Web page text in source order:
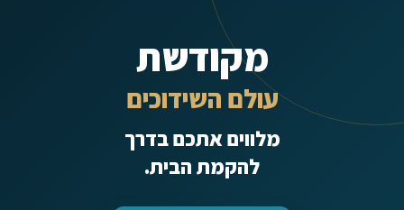
מקודשת
עולם השידוכים
מלווים אתכם בדרך
להקמת הבית.